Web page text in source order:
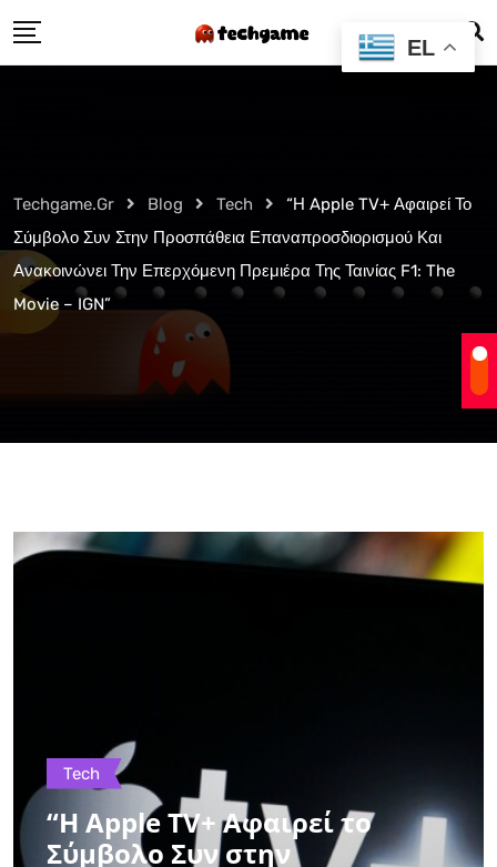
to
Techgame.gr Blog Tech
“Η Apple TV+ Αφαιρεί Το
Σύμβολο Συν Στην Προσπάθεια Επαναπροσδιορισμού Και
Ανακοινώνει Την Επερχόμενη Πρεμιέρα Της Ταινίας F1: The
Movie – IGN”
Tech
“Η Apple TV+ Αφαιρεί το
Σύμβολο Συν στην
EL